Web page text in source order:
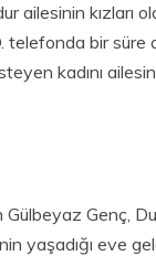
ailesinin kızları
bir süre
kadını
Genç,
yaşadığı eve